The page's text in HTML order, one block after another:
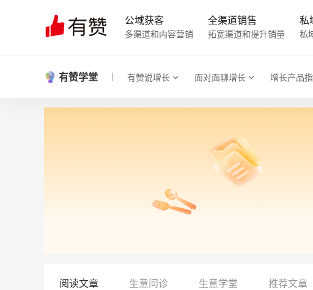
公域获客
多渠道和内容营销
全渠道销售
拓宽渠道和提升销量
私
私
有赞学堂 有赞说增长 面对面聊增长 增长产品
阅读文章 生意问诊 生意学堂 推荐文章